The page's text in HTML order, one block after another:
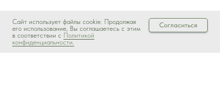
Сайт использует файлы cookie. Продолжая
его использование, Вы соглашаетесь с этим
в соответствии с Политикой
конфиденциальности.
Согласиться